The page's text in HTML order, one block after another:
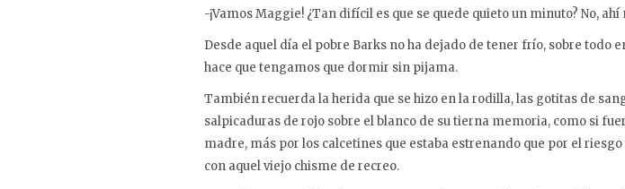
-¡Vamos Maggie! ¿Tan difícil es que se quede quieto un minuto? No,
Desde aquel día el pobre Barks no ha dejado de tener frío, sobre todo
hace que tengamos que dormir sin pijama.
También recuerda la herida que se hizo en la rodilla, las gotitas de
salpicaduras de rojo sobre el blanco de su tierna memoria, como si
madre, más por los calcetines que estaba estrenando que por el
con aquel viejo chisme de recreo.